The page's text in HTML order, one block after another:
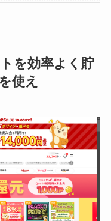
を効率よく貯
使え